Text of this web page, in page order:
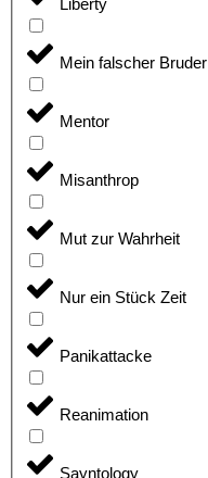
Liberty
Mein falscher Bruder
Mentor
Misanthrop
Mut zur Wahrheit
Nur ein Stück Zeit
Panikattacke
Reanimation
Sayntology